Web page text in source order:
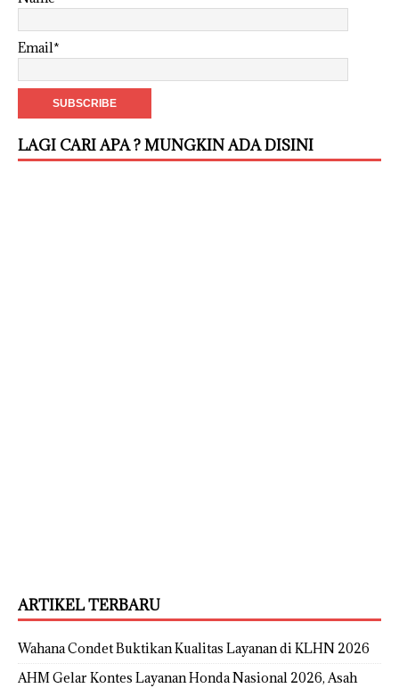
Email*
LAGI CARI APA ? MUNGKIN ADA DISINI
ARTIKEL TERBARU
Wahana Condet Buktikan Kualitas Layanan di KLHN 2026
AHM Gelar Kontes Layanan Honda Nasional 2026, Asah